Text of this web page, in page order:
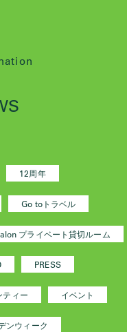
12周年
Go toトラベル
プライベート貸切ルーム
PRESS
ティー イベント
ンウィーク